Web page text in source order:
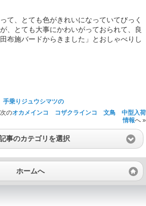
て、とても色がきれいになっていてびっく
、とても大事にかわいがっておられて、良
布施バードからきました」とおしゃべりし
乗りジュウシマツの
次のオカメインコ コザクラインコ 文鳥 中型入荷
情報へ »
事のカテゴリを選択
ホームへ